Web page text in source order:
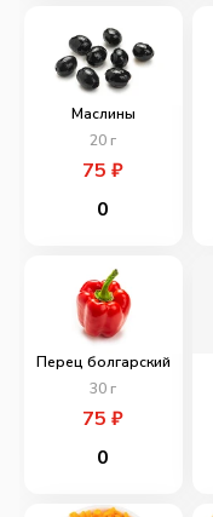
Маслины
20 г
75₽
0
Перец болгарский
30 г
75₽
0